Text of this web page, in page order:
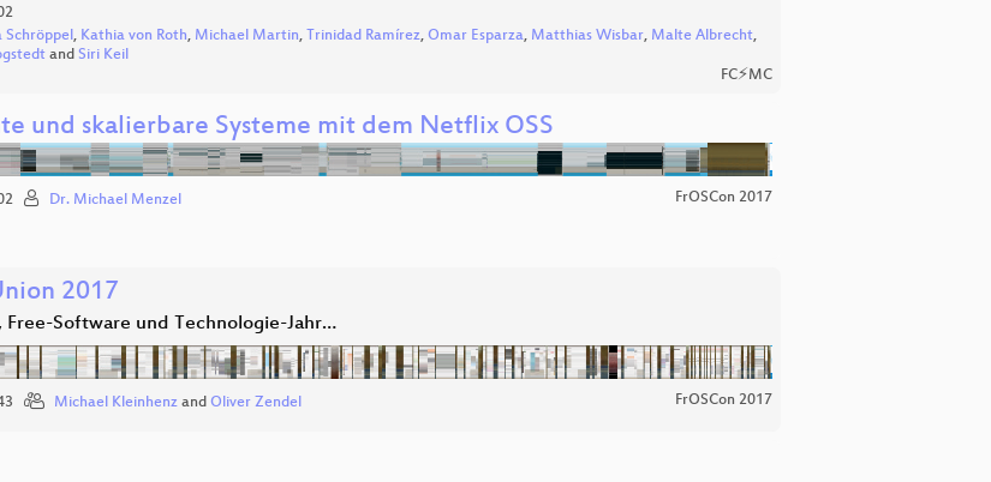
Schröppel, Kathia von Roth, Michael Martin, Trinidad Ramírez, Omar Esparza, Matthias Wisbar, Malte Albrecht,
and Siri Keil
FC⚡MC
und skalierbare Systeme mit dem Netflix OSS
Dr. Michael Menzel FrOSCon 2017
2017
Free-Software und Technologie-Jahr…
Michael Kleinhenz and Oliver Zendel FrOSCon 2017